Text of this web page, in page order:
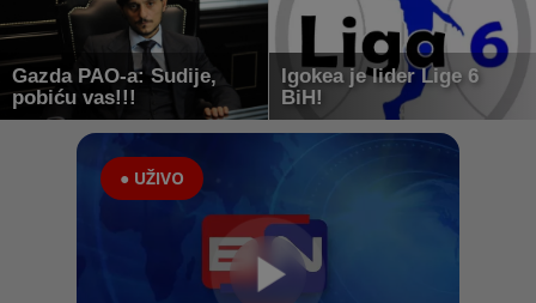
Gazda PAO-a: Sudije,
pobiću vas!!!
Igokea je lider Lige 6
BiH!
● UŽIVO